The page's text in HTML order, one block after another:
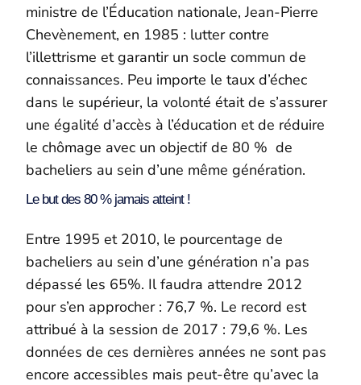
ministre de l’Éducation nationale, Jean-Pierre
Chevènement, en 1985 : lutter contre
l’illettrisme et garantir un socle commun de
connaissances. Peu importe le taux d’échec
dans le supérieur, la volonté était de s’assurer
une égalité d’accès à l’éducation et de réduire
le chômage avec un objectif de 80 % de
bacheliers au sein d’une même génération.
Le but des 80 % jamais atteint !
Entre 1995 et 2010, le pourcentage de
bacheliers au sein d’une génération n’a pas
dépassé les 65%. Il faudra attendre 2012
pour s’en approcher : 76,7 %. Le record est
attribué à la session de 2017 : 79,6 %. Les
données de ces dernières années ne sont pas
encore accessibles mais peut-être qu’avec la